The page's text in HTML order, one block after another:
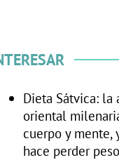
Dieta Sátvica:
oriental
cuerpo y mente,
hace perder peso